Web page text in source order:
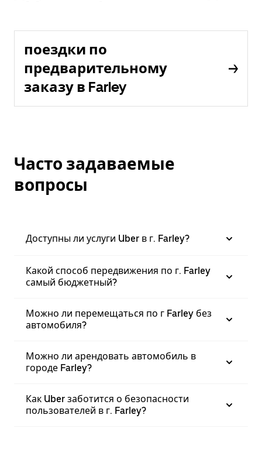
поездки по
предварительному
заказу в Farley
Часто задаваемые
вопросы
Доступны ли услуги Uber в г. Farley?
Какой способ передвижения по г. Farley
самый бюджетный?
Можно ли перемещаться по г Farley без
автомобиля?
Можно ли арендовать автомобиль в
городе Farley?
Как Uber заботится о безопасности
пользователей в г. Farley?